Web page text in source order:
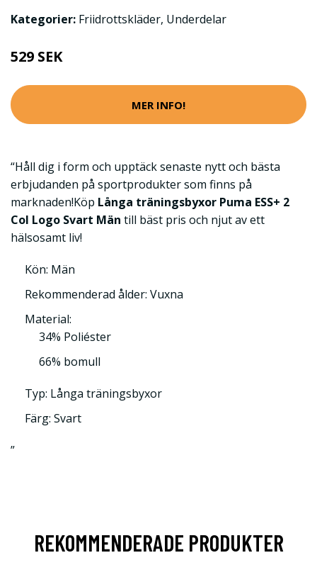
Kategorier: Friidrottskläder, Underdelar
529 SEK
MER INFO!
“Håll dig i form och upptäck senaste nytt och bästa
erbjudanden på sportprodukter som finns på
marknaden!Köp Långa träningsbyxor Puma ESS+ 2
Col Logo Svart Män till bäst pris och njut av ett
hälsosamt liv!
Kön: Män
Rekommenderad ålder: Vuxna
Material:
34% Poliéster
66% bomull
Typ: Långa träningsbyxor
Färg: Svart
”
REKOMMENDERADE PRODUKTER